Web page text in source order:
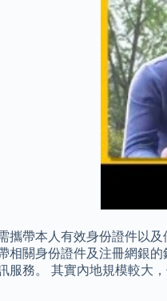
攜帶本人有效身份證件以
相關身份證件及注冊網銀
服務。 其實內地規模較大